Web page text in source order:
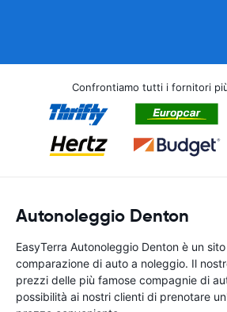
Confrontiamo tutti i fornitori
Autonoleggio Denton
EasyTerra Autonoleggio Denton è un
comparazione di auto a noleggio. Il
prezzi delle più famose compagnie di
possibilità ai nostri clienti di prenotare